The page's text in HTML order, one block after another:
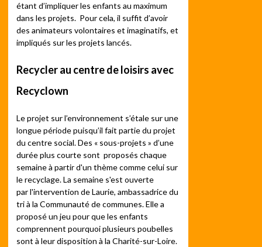
étant d’impliquer les enfants au maximum
dans les projets. Pour cela, il suffit d’avoir
des animateurs volontaires et imaginatifs, et
impliqués sur les projets lancés.
Recycler au centre de loisirs avec
Recyclown
Le projet sur l’environnement s’étale sur une
longue période puisqu’il fait partie du projet
du centre social. Des « sous-projets » d’une
durée plus courte sont proposés chaque
semaine à partir d'un thème comme celui sur
le recyclage. La semaine s'est ouverte
par l'intervention de Laurie, ambassadrice du
tri à la Communauté de communes. Elle a
proposé un jeu pour que les enfants
comprennent pourquoi plusieurs poubelles
sont à leur disposition à la Charité-sur-Loire.